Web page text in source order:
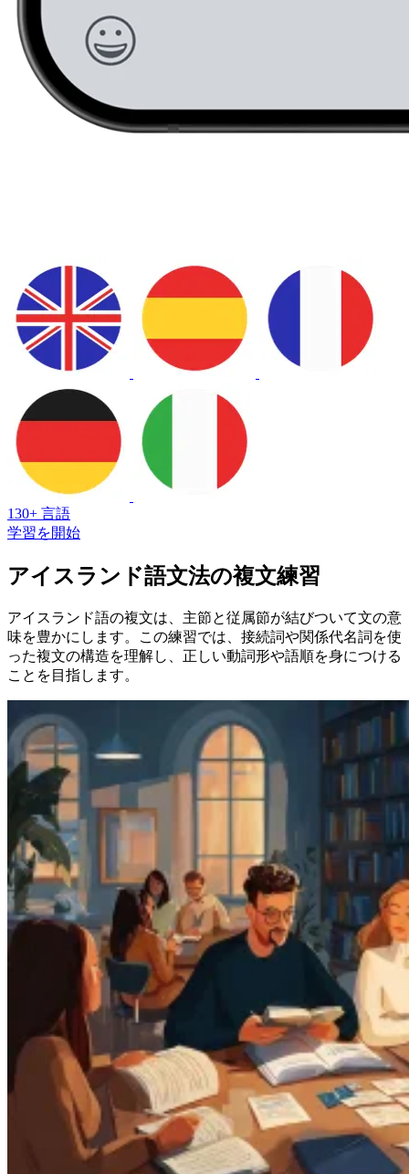
130+ 言語
学習を開始
アイスランド語文法の複文練習
アイスランド語の複文は、主節と従属節が結びついて文の意
味を豊かにします。この練習では、接続詞や関係代名詞を使
った複文の構造を理解し、正しい動詞形や語順を身につける
ことを目指します。